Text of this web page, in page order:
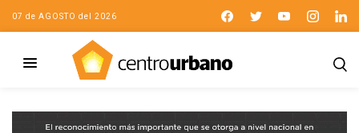
07 de AGOSTO del 2026